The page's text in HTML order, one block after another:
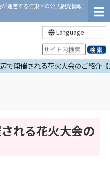
が運営する江東区の公式観光情報
Language
で開催される花火大会のご紹介
れる花火大会の